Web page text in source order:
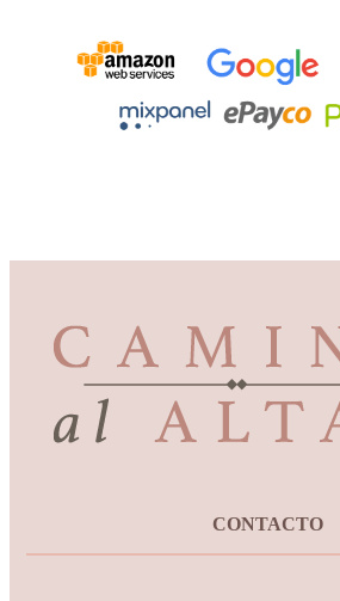
CONTACTO